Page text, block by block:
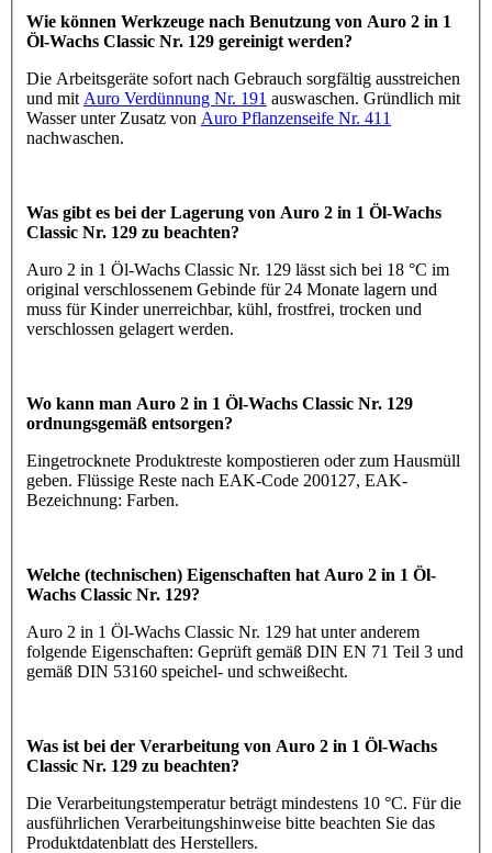
Wie können Werkzeuge nach Benutzung von Auro 2 in 1
Öl-Wachs Classic Nr. 129 gereinigt werden?
Die Arbeitsgeräte sofort nach Gebrauch sorgfältig ausstreichen
und mit Auro Verdünnung Nr. 191 auswaschen. Gründlich mit
Wasser unter Zusatz von Auro Pflanzenseife Nr. 411
nachwaschen.
Was gibt es bei der Lagerung von Auro 2 in 1 Öl-Wachs
Classic Nr. 129 zu beachten?
Auro 2 in 1 Öl-Wachs Classic Nr. 129 lässt sich bei 18 °C im
original verschlossenem Gebinde für 24 Monate lagern und
muss für Kinder unerreichbar, kühl, frostfrei, trocken und
verschlossen gelagert werden.
Wo kann man Auro 2 in 1 Öl-Wachs Classic Nr. 129
ordnungsgemäß entsorgen?
Eingetrocknete Produktreste kompostieren oder zum Hausmüll
geben. Flüssige Reste nach EAK-Code 200127, EAK-
Bezeichnung: Farben.
Welche (technischen) Eigenschaften hat Auro 2 in 1 Öl-
Wachs Classic Nr. 129?
Auro 2 in 1 Öl-Wachs Classic Nr. 129 hat unter anderem
folgende Eigenschaften: Geprüft gemäß DIN EN 71 Teil 3 und
gemäß DIN 53160 speichel- und schweißecht.
Was ist bei der Verarbeitung von Auro 2 in 1 Öl-Wachs
Classic Nr. 129 zu beachten?
Die Verarbeitungstemperatur beträgt mindestens 10 °C. Für die
ausführlichen Verarbeitungshinweise bitte beachten Sie das
Produktdatenblatt des Herstellers.